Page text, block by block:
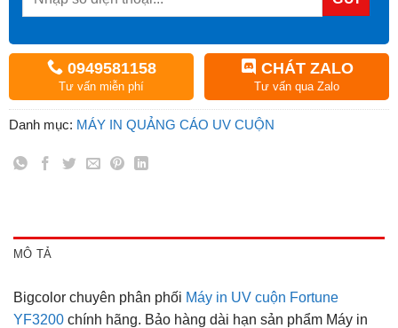
0949581158
Tư vấn miễn phí
CHÁT ZALO
Tư vấn qua Zalo
Danh mục: MÁY IN QUẢNG CÁO UV CUỘN
MÔ TẢ
Bigcolor chuyên phân phối Máy in UV cuộn Fortune
YF3200 chính hãng. Bảo hàng dài hạn sản phẩm Máy in